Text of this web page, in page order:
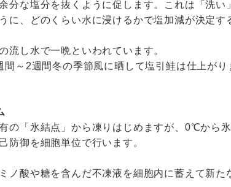
分な塩分を抜くように促します。これは「洗
に、どのくらい水に浸けるかで塩加減が決定す
流し水で一晩といわれています。
～2週間冬の季節風に晒して塩引鮭は仕上がり
の「氷結点」から凍りはじめますが、0℃から
防御を細胞単位で行います。
ノ酸や糖を含んだ不凍液を細胞内に蓄えて新た